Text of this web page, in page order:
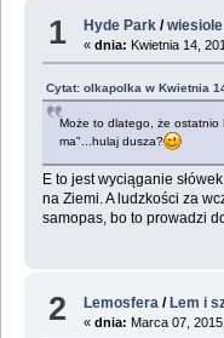
1 Hyde Park /
«dnia: Kwietnia 14,
Cytat: olkapolka w Kwietnia
Może to dlatego, że ostatnio
ma"...hulaj dusza?
E to jest wyciąganie
na Ziemi. A ludzkości za
samopas, bo to prowadzi
2 Lemosfera /Lem i
«dnia: Marca 07,